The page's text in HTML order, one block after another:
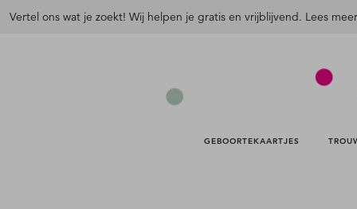
Vertel ons wat je zoekt! Wij helpen je gratis en vrijblijvend. Lees
GEBOORTEKAARTJES